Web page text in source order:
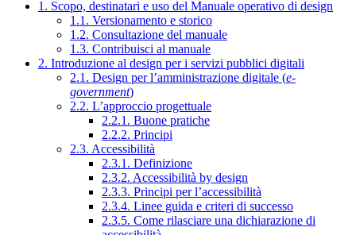
1. Scopo, destinatari e uso del Manuale operativo di design
1.1. Versionamento e storico
1.2. Consultazione del manuale
1.3. Contribuisci al manuale
2. Introduzione al design per i servizi pubblici digitali
2.1. Design per l’amministrazione digitale (e-
government)
2.2. L’approccio progettuale
2.2.1. Buone pratiche
2.2.2. Principi
2.3. Accessibilità
2.3.1. Definizione
2.3.2. Accessibilità by design
2.3.3. Principi per l’accessibilità
2.3.4. Linee guida e criteri di successo
2.3.5. Come rilasciare una dichiarazione di